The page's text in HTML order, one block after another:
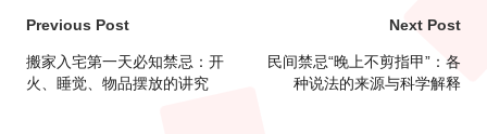
Post
navigation
Previous Post
搬家入宅第一天必知禁忌：开
火、睡觉、物品摆放的讲究
Next Post
民间禁忌“晚上不剪指甲”：各
种说法的来源与科学解释